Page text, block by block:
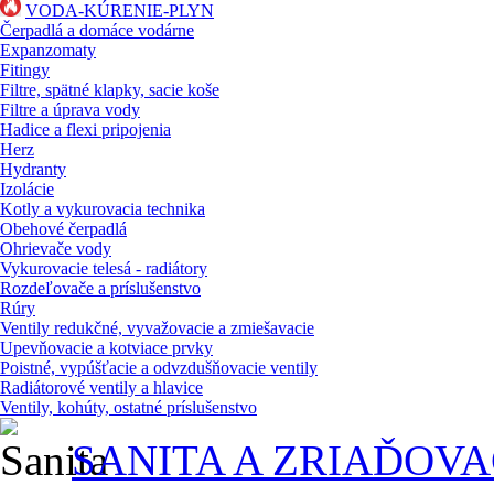
VODA-KÚRENIE-PLYN
Čerpadlá a domáce vodárne
Expanzomaty
Fitingy
Filtre, spätné klapky, sacie koše
Filtre a úprava vody
Hadice a flexi pripojenia
Herz
Hydranty
Izolácie
Kotly a vykurovacia technika
Obehové čerpadlá
Ohrievače vody
Vykurovacie telesá - radiátory
Rozdeľovače a príslušenstvo
Rúry
Ventily redukčné, vyvažovacie a zmiešavacie
Upevňovacie a kotviace prvky
Poistné, vypúšťacie a odvzdušňovacie ventily
Radiátorové ventily a hlavice
Ventily, kohúty, ostatné príslušenstvo
SANITA A